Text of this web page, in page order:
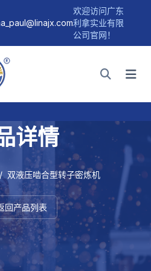
欢迎访问广东
利拿实业有限
公司官网！
详情
/ 双液压啮合型转子密炼机
回产品列表